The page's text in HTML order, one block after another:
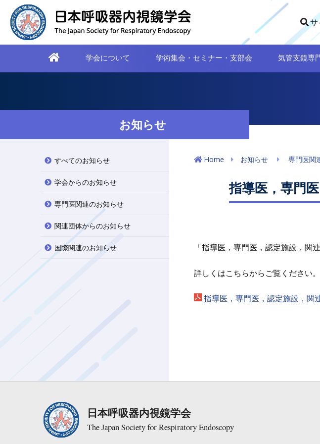
サ
学会について 学術集会・セミナー・支部会 気管支鏡専
お知らせ
すべてのお知らせ
学会からのお知らせ
専門医関連のお知らせ
関連団体からのお知らせ
国際関連のお知らせ
Home お知らせ 専門医関
指導医，専門
「指導医，専門医，認定施設，関
詳しくはこちらからご覧ください。
指導医，専門医，認定施設，関
日本呼吸器内視鏡学会
The Japan Society for Respiratory Endoscopy